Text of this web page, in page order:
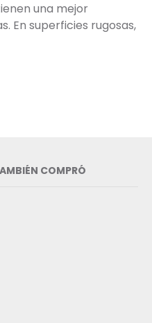
una mejor
En superficies rugosas,
COMPRÓ